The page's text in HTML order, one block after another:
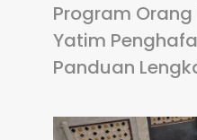
Program
Yatim
Panduan